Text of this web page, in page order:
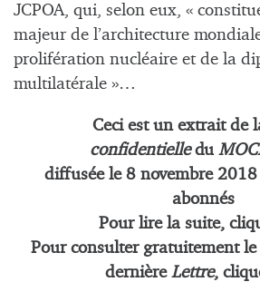
JCPOA, qui, selon eux, «
majeur de l’architecture
prolifération nucléaire et de la
multilatérale »…
Ceci est un extrait de
confidentielledu
diffusée le 8 novembre 2018
abonnés
Pour lire la suite,
Pour consulter gratuitement
dernière Lettre,